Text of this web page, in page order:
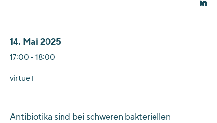
14. Mai 2025
17:00 ‐ 18:00
virtuell
Antibiotika sind bei schweren bakteriellen